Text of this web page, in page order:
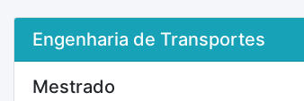
Engenharia de Transportes
Mestrado